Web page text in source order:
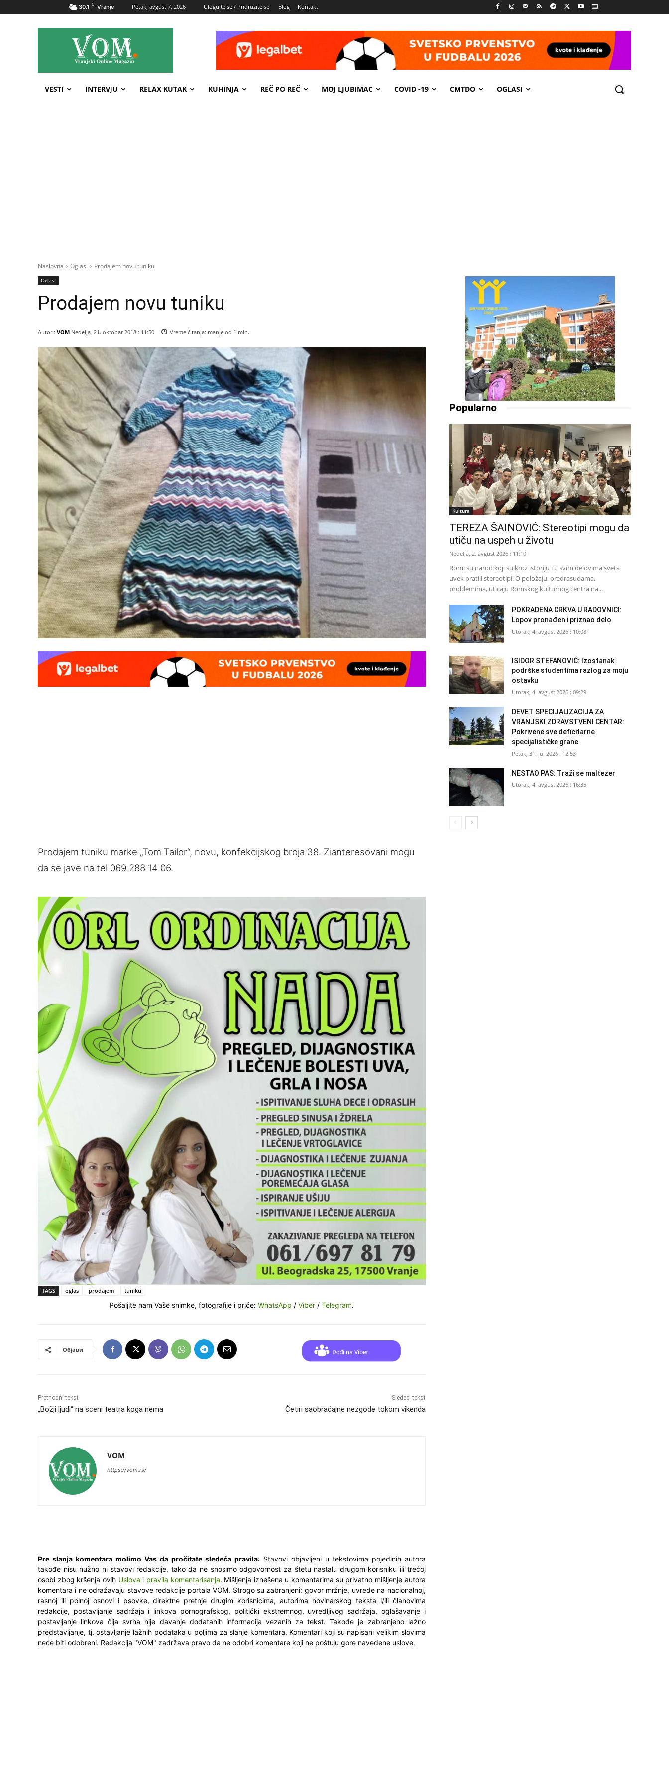
30.1 C Vranje Petak, avgust 7, 2026 Ulogujte se / Pridružite se Blog Kontakt
VESTI INTERVJU RELAX KUTAK KUHINJA REČ PO REČ MOJ LJUBIMAC COVID -19 CMTDO OGLASI
Naslovna Oglasi Prodajem novu tuniku
Oglasi
Prodajem novu tuniku
Autor : VOM Nedelja, 21. oktobar 2018 : 11:50 Vreme čitanja: manje od 1 min.
Prodajem tuniku marke „Tom Tailor“, novu, konfekcijskog broja 38. Zianteresovani mogu
da se jave na tel 069 288 14 06.
TAGS oglas prodajem tuniku
Pošaljite nam Vaše snimke, fotografije i priče: WhatsApp / Viber/ Telegram.
Објави
Prethodni tekst
„Božji ljudi“ na sceni teatra koga nema
Sledeći tekst
Četiri saobraćajne nezgode tokom vikenda
VOM
https://vom.rs/
Pre slanja komentara molimo Vas da pročitate sledeća pravila: Stavovi objavljeni u tekstovima pojedinih autora
takođe nisu nužno ni stavovi redakcije, tako da ne snosimo odgovornost za štetu nastalu drugom korisniku ili trećoj
osobi zbog kršenja ovih Uslova i pravila komentarisanja. Mišljenja iznešena u komentarima su privatno mišljenje autora
komentara i ne odražavaju stavove redakcije portala VOM. Strogo su zabranjeni: govor mržnje, uvrede na nacionalnoj,
rasnoj ili polnoj osnovi i psovke, direktne pretnje drugim korisnicima, autorima novinarskog teksta i/ili članovima
redakcije, postavljanje sadržaja i linkova pornografskog, politički ekstremnog, uvredljivog sadržaja, oglašavanje i
postavljanje linkova čija svrha nije davanje dodatanih informacija vezanih za tekst. Takođe je zabranjeno lažno
predstavljanje, tj. ostavljanje lažnih podataka u poljima za slanje komentara. Komentari koji su napisani velikim slovima
neće biti odobreni. Redakcija "VOM" zadržava pravo da ne odobri komentare koji ne poštuju gore navedene uslove.
Popularno
Kultura
TEREZA ŠAINOVIĆ: Stereotipi mogu da
utiču na uspeh u životu
Nedelja, 2. avgust 2026 : 11:10
Romi su narod koji su kroz istoriju i u svim delovima sveta
uvek pratili stereotipi. O položaju, predrasudama,
problemima, uticaju Romskog kulturnog centra na...
POKRADENA CRKVA U RADOVNICI:
Lopov pronađen i priznao delo
Utorak, 4. avgust 2026 : 10:08
ISIDOR STEFANOVIĆ: Izostanak
podrške studentima razlog za moju
ostavku
Utorak, 4. avgust 2026 : 09:29
DEVET SPECIJALIZACIJA ZA
VRANJSKI ZDRAVSTVENI CENTAR:
Pokrivene sve deficitarne
specijalističke grane
Petak, 31. jul 2026 : 12:53
NESTAO PAS: Traži se maltezer
Utorak, 4. avgust 2026 : 16:35